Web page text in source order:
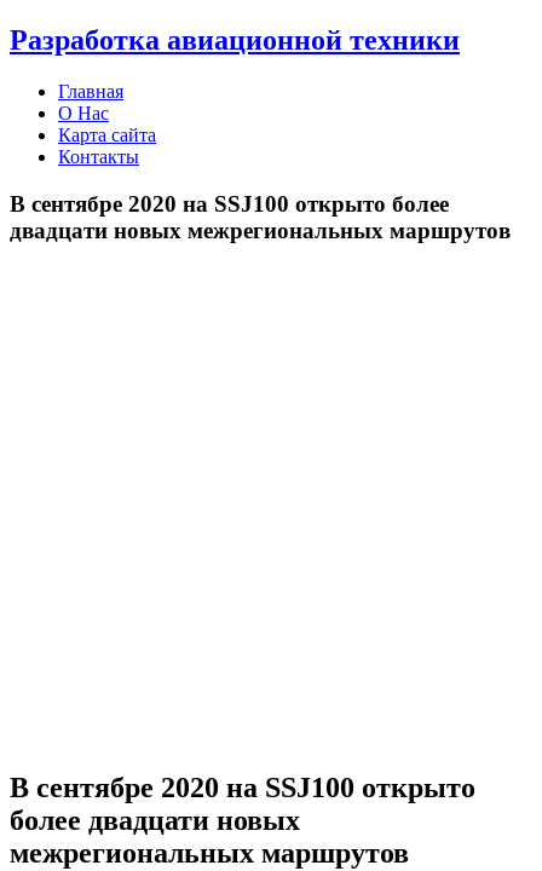
Разработка авиационной техники
Главная
О Нас
Карта сайта
Контакты
В сентябре 2020 на SSJ100 открыто более
двадцати новых межрегиональных маршрутов
В сентябре 2020 на SSJ100 открыто
более двадцати новых
межрегиональных маршрутов